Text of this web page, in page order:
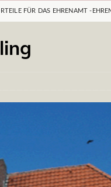
FÜR DAS EHRENAMT -